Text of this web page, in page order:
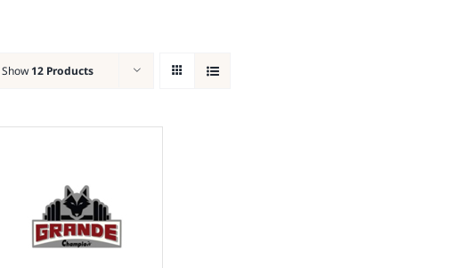
Show 12 Products